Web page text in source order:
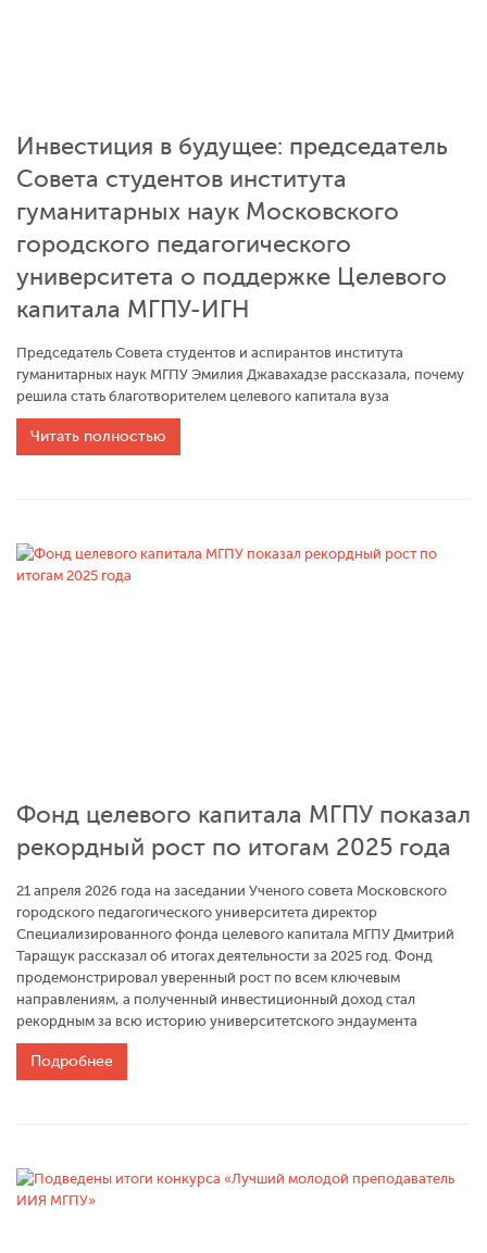
Инвестиция в будущее: председатель
Совета студентов института
гуманитарных наук Московского
городского педагогического
университета о поддержке Целевого
капитала МГПУ-ИГН
Председатель Совета студентов и аспирантов института
гуманитарных наук МГПУ Эмилия Джавахадзе рассказала, почему
решила стать благотворителем целевого капитала вуза
Читать полностью
Фонд целевого капитала МГПУ показал
рекордный рост по итогам 2025 года
21 апреля 2026 года на заседании Ученого совета Московского
городского педагогического университета директор
Специализированного фонда целевого капитала МГПУ Дмитрий
Таращук рассказал об итогах деятельности за 2025 год. Фонд
продемонстрировал уверенный рост по всем ключевым
направлениям, а полученный инвестиционный доход стал
рекордным за всю историю университетского эндаумента
Подробнее